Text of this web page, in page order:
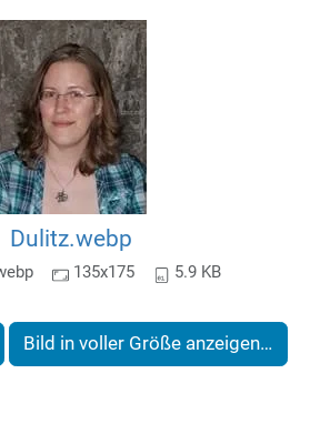
Dulitz.webp
135x175 5.9 KB
Bild in voller Größe anzeigen…